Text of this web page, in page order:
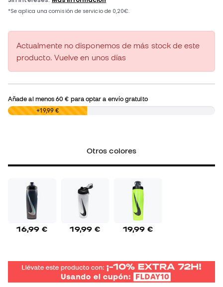
Actualmente no disponemos de más stock de este
producto. Vuelve en unos días
Añade al menos60 € para optar a envío gratuito
0,00 € +19,99 €
Otros colores
16,99 € 19,99 € 19,99 €